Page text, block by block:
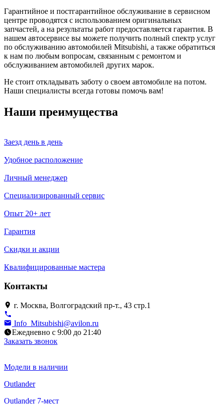
Гарантийное и постгарантийное обслуживание в сервисном
центре проводятся с использованием оригинальных
запчастей, а на результаты работ предоставляется гарантия. В
нашем автосервисе вы можете получить полный спектр услуг
по обслуживанию автомобилей Mitsubishi, а также обратиться
к нам по любым вопросам, связанным с ремонтом и
обслуживанием автомобилей других марок.
Не стоит откладывать заботу о своем автомобиле на потом.
Наши специалисты всегда готовы помочь вам!
Наши преимущества
Заезд день в день
Удобное расположение
Личный менеджер
Специализированный сервис
Опыт 20+ лет
Гарантия
Скидки и акции
Квалифицированные мастера
Контакты
г. Москва, Волгоградский пр-т., 43 стр.1
Info_Mitsubishi@avilon.ru
Ежедневно с 9:00 до 21:40
Заказать звонок
Модели в наличии
Outlander
Outlander 7-мест